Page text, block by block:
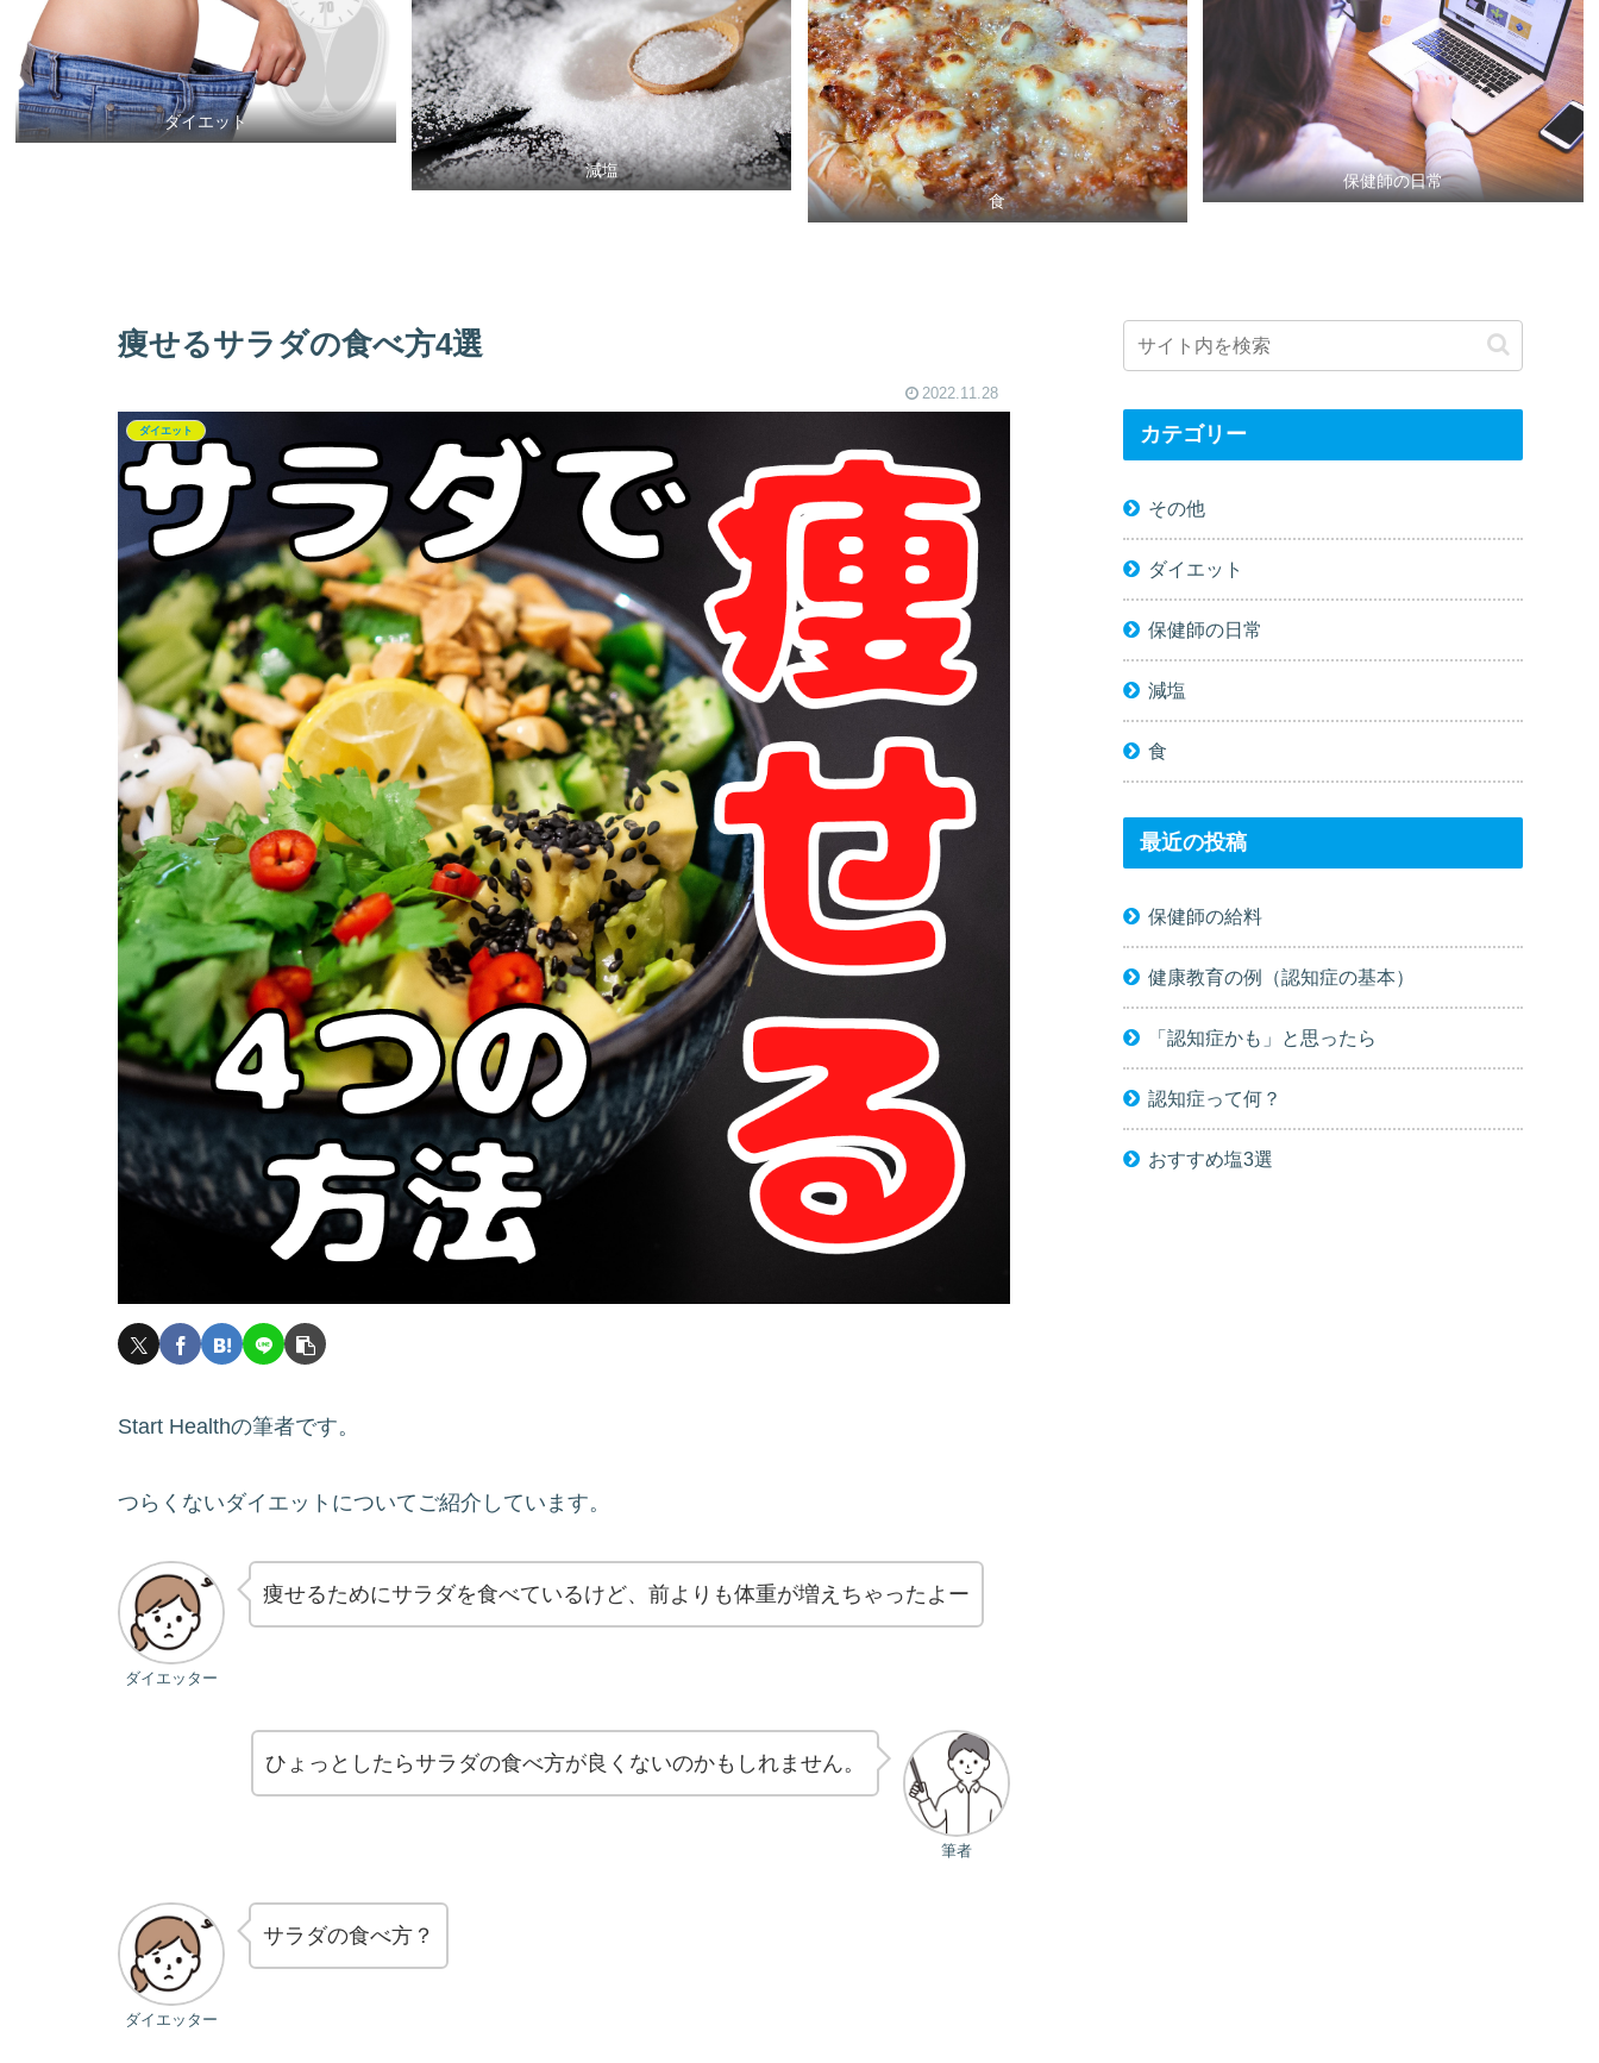
ダイエット
減塩
食
保健師の日常
痩せるサラダの食べ方4選
2022.11.28
ダイエット
Start Healthの筆者です。
つらくないダイエットについてご紹介しています。
ダイエッター
痩せるためにサラダを食べているけど、前よりも体重が増えちゃったよー
筆者
ひょっとしたらサラダの食べ方が良くないのかもしれません。
ダイエッター
サラダの食べ方？
カテゴリー
その他
ダイエット
保健師の日常
減塩
食
最近の投稿
保健師の給料
健康教育の例（認知症の基本）
「認知症かも」と思ったら
認知症って何？
おすすめ塩3選